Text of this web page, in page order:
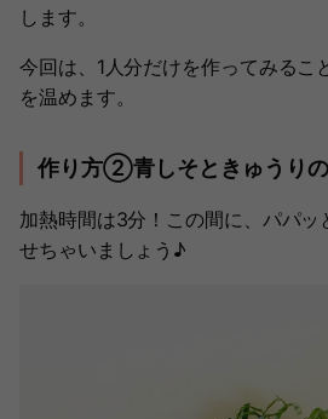
します。
今回は、1人分だけを作ってみる
を温めます。
作り方②青しそときゅうり
加熱時間は3分！この間に、パパッ
せちゃいましょう♪